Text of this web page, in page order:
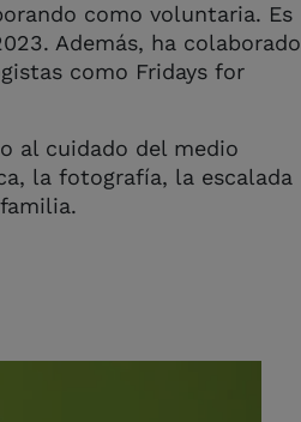
como voluntaria. Es
Además, ha colaborado
como Fridays for
al cuidado del medio
la fotografía, la escalada